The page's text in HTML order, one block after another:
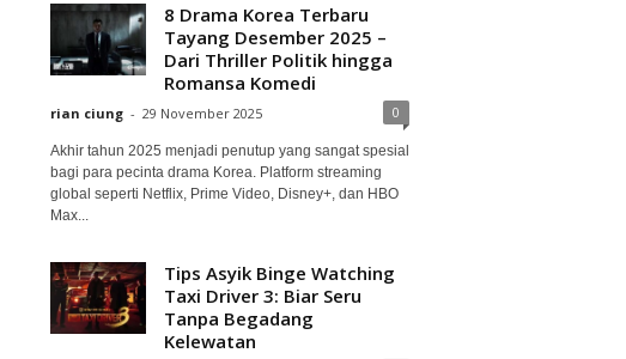
8 Drama Korea Terbaru
Tayang Desember 2025 –
Dari Thriller Politik hingga
Romansa Komedi
rian ciung - 29 November 2025 0
Akhir tahun 2025 menjadi penutup yang sangat spesial
bagi para pecinta drama Korea. Platform streaming
global seperti Netflix, Prime Video, Disney+, dan HBO
Max...
Tips Asyik Binge Watching
Taxi Driver 3: Biar Seru
Tanpa Begadang
Kelewatan